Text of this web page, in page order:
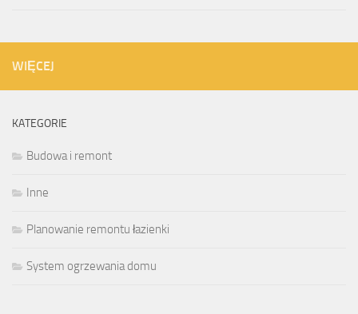
WIĘCEJ
KATEGORIE
Budowa i remont
Inne
Planowanie remontu łazienki
System ogrzewania domu